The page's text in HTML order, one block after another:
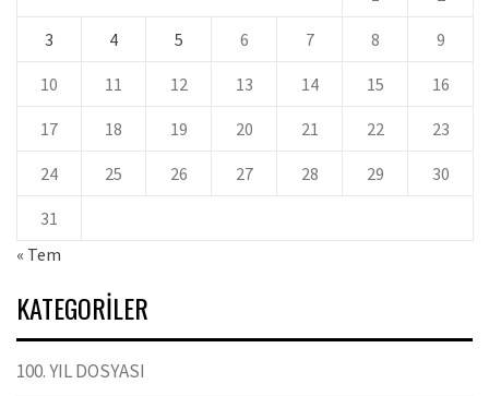
3 4 5 6 7 8 9
10 11 12 13 14 15 16
17 18 19 20 21 22 23
24 25 26 27 28 29 30
31
« Tem
KATEGORILER
100. YIL DOSYASI